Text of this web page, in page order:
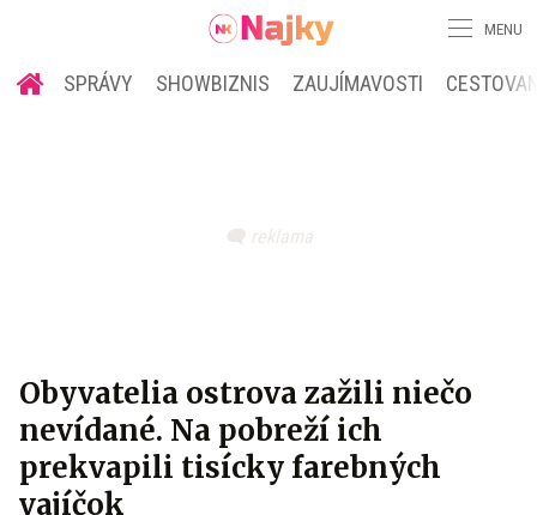
MENU
SPRÁVY SHOWBIZNIS ZAUJÍMAVOSTI
Obyvatelia ostrova zažili niečo
nevídané. Na pobreží ich
prekvapili tisícky farebných
vajíčok